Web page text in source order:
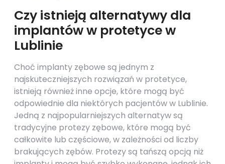
Czy istnieją alternatywy dla
implantów w protetyce w
Lublinie
Choć implanty zębowe są jednym z
najskuteczniejszych rozwiązań w protetyce,
istnieją również inne opcje, które mogą być
odpowiednie dla niektórych pacjentów w Lublinie.
Jedną z najpopularniejszych alternatyw są
tradycyjne protezy zębowe, które mogą być
całkowite lub częściowe, w zależności od liczby
brakujących zębów. Protezy są tańszą opcją niż